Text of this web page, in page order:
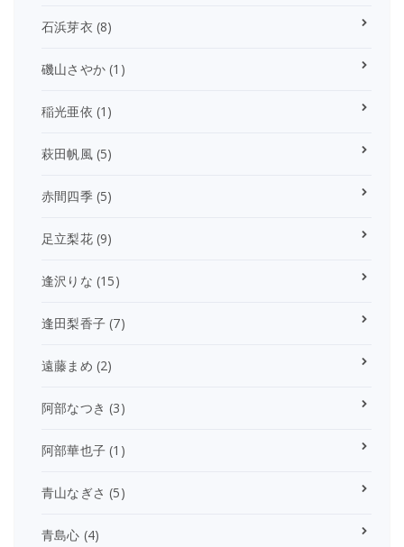
石浜芽衣 (8)
磯山さやか (1)
稲光亜依 (1)
萩田帆風(5)
赤間四季(5)
足立梨花(9)
逢沢りな (15)
逢田梨香子 (7)
遠藤まめ (2)
阿部なつき (3)
阿部華也子 (1)
青山なぎさ (5)
青島心 (4)